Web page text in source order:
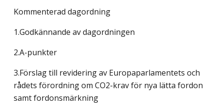
Kommenterad dagordning
1.Godkännande av dagordningen
2.A-punkter
3.Förslag till revidering av Europaparlamentets och
rådets förordning om CO2-krav för nya lätta fordon
samt fordonsmärkning